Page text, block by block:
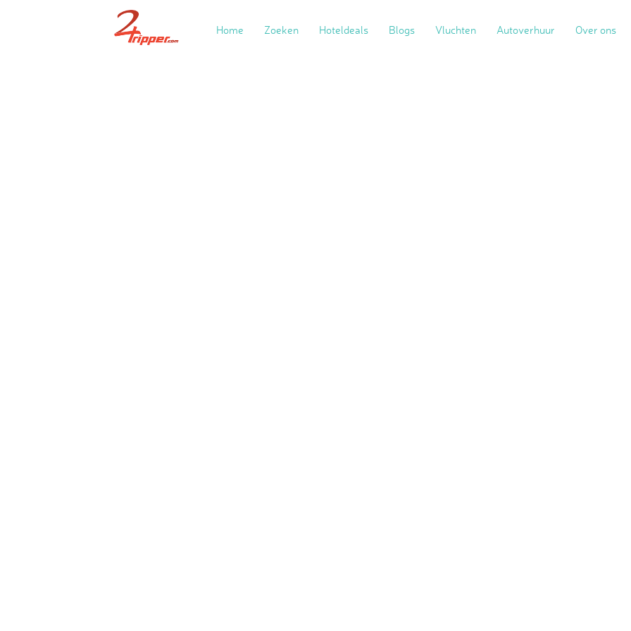
Home Zoeken Hoteldeals Blogs Vluchten Autoverhuur Over ons